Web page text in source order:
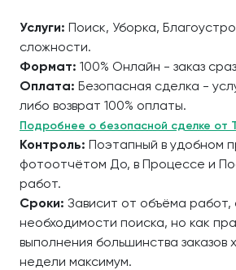
Услуги: Поиск, Уборка,
сложности.
Формат: 100% Онлайн - заказ
Оплата: Безопасная сделка -
либо возврат 100% оплаты.
Подробнее о безопасной сделке от
Контроль: Поэтапный в удобном
фотоотчётом До, в Процессе и
работ.
Сроки: Зависит от объёма работ,
необходимости поиска, но как
выполнения большинства заказов
недели максимум.